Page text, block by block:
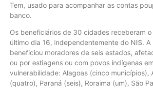
Tem, usado para acompanhar as contas
banco.
Os beneficiários de 30 cidades receberam
último dia 16, independentemente do NIS. A
beneficiou moradores de seis estados,
ou por estiagens ou com povos indígenas
vulnerabilidade: Alagoas (cinco municípios),
(quatro), Paraná (seis), Roraima (um), São